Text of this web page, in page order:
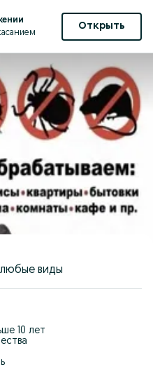
Открыть
виды
10 лет